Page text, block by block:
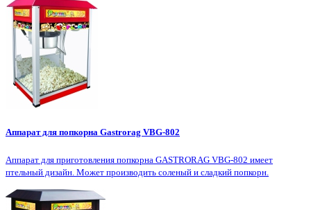
Аппарат для попкорна Gastrorag VBG-802
Аппарат для приготовления попкорна GASTRORAG VBG-802 имеет
птельный дизайн. Может производить соленый и сладкий попкорн.